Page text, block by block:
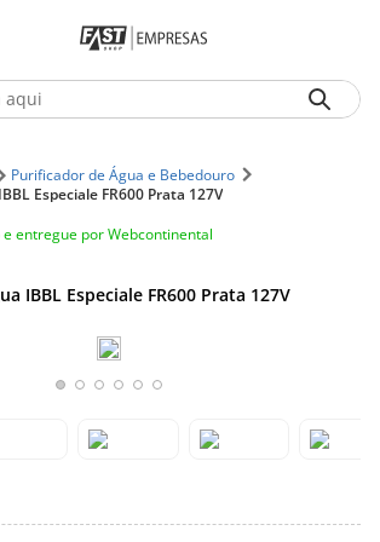
buscados
Bluethooth Jbl Tune 770
Purificador de Água e Bebedouro
Especiale FR600 Prata 127V
e entregue porWebcontinental
IBBL Especiale FR600 Prata 127V